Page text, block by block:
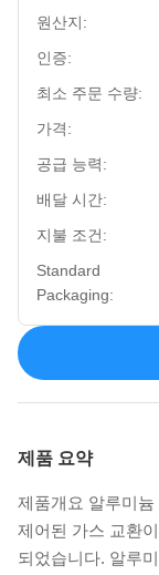
원산지:
인증:
최소 주문 수량:
가격:
공급 능력:
배달 시간:
지불 조건:
Standard
Packaging:
제품 요약
제품개요 알루미
제어된 가스 교환
되었습니다. 알루